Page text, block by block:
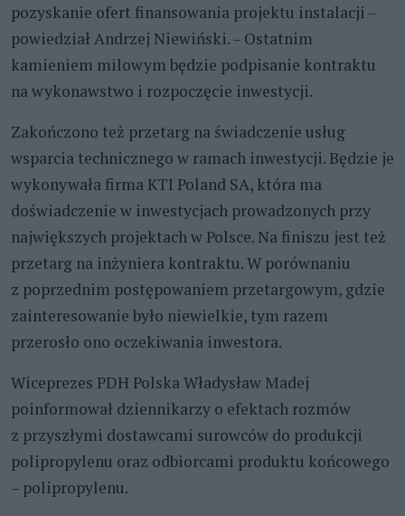
pozyskanie ofert finansowania projektu instalacji –
powiedział Andrzej Niewiński. – Ostatnim
kamieniem milowym będzie podpisanie kontraktu
na wykonawstwo i rozpoczęcie inwestycji.
Zakończono też przetarg na świadczenie usług
wsparcia technicznego w ramach inwestycji. Będzie je
wykonywała firma KTI Poland SA, która ma
doświadczenie w inwestycjach prowadzonych przy
największych projektach w Polsce. Na finiszu jest też
przetarg na inżyniera kontraktu. W porównaniu
z poprzednim postępowaniem przetargowym, gdzie
zainteresowanie było niewielkie, tym razem
przerosło ono oczekiwania inwestora.
Wiceprezes PDH Polska Władysław Madej
poinformował dziennikarzy o efektach rozmów
z przyszłymi dostawcami surowców do produkcji
polipropylenu oraz odbiorcami produktu końcowego
– polipropylenu.